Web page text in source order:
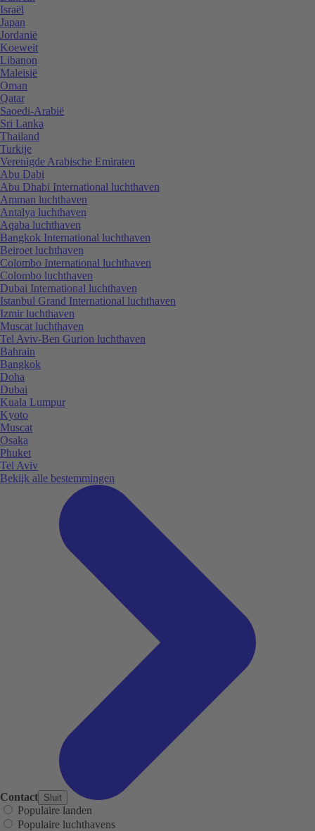
Contact Sluit
Israël
Japan
Jordanië
Koeweit
Libanon
Maleisië
Oman
Qatar
Saoedi-Arabië
Sri Lanka
Thailand
Turkije
Verenigde Arabische Emiraten
Abu Dabi
Abu Dhabi International luchthaven
Amman luchthaven
Antalya luchthaven
Aqaba luchthaven
Bangkok International luchthaven
Beiroet luchthaven
Colombo International luchthaven
Colombo luchthaven
Dubai International luchthaven
Istanbul Grand International luchthaven
Izmir luchthaven
Muscat luchthaven
Tel Aviv-Ben Gurion luchthaven
Bahrain
Bangkok
Doha
Dubai
Kuala Lumpur
Kyoto
Muscat
Osaka
Phuket
Tel Aviv
Bekijk alle bestemmingen
Populaire landen
Populaire luchthavens